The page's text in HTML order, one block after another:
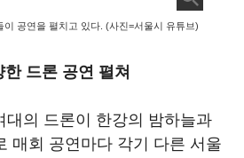
이 공연을 펼치고 있다. (사진=서울시 유튜브)
드론 공연 펼쳐
대의 드론이 한강의 밤하늘과
매회 공연마다 각기 다른 서울